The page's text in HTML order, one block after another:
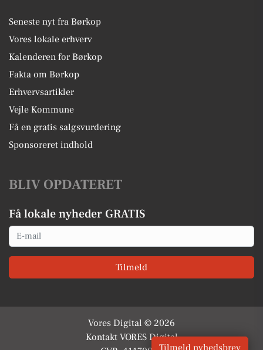
Seneste nyt fra Børkop
Vores lokale erhverv
Kalenderen for Børkop
Fakta om Børkop
Erhvervsartikler
Vejle Kommune
Få en gratis salgsvurdering
Sponsoreret indhold
BLIV OPDATERET
Få lokale nyheder GRATIS
Email
Tilmeld
Vores Digital © 2026
Kontakt VORES Digital
Tilmeld nyhedsbrev